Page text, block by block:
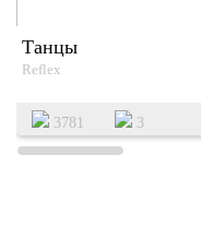
Танцы
Reflex
3781 3